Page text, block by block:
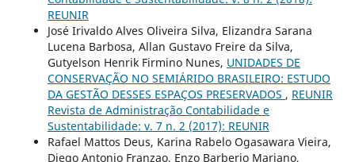
REUNIR
José Irivaldo Alves Oliveira Silva, Elizandra Sarana
Lucena Barbosa, Allan Gustavo Freire da Silva,
Gutyelson Henrik Firmino Nunes, UNIDADES DE
CONSERVAÇÃO NO SEMIÁRIDO BRASILEIRO: ESTUDO
DA GESTÃO DESSES ESPAÇOS PRESERVADOS , REUNIR
Revista de Administração Contabilidade e
Sustentabilidade: v. 7 n. 2 (2017): REUNIR
Rafael Mattos Deus, Karina Rabelo Ogasawara Vieira,
Diego Antonio Franzao, Enzo Barberio Mariano,